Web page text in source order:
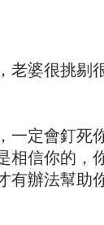
老婆很挑剔
一定會釘死
相信你的，
有辦法幫助